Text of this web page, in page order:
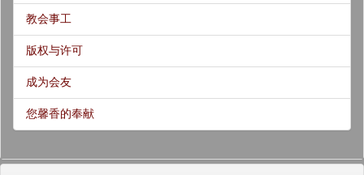
教会事工
版权与许可
成为会友
您馨香的奉献